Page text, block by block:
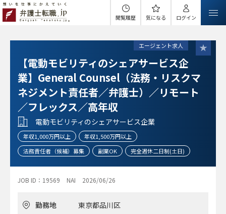
閲覧履歴 気になる ログイン
エージェント求人
【電動モビリティのシェアサービス企
業】General Counsel（法務・リスクマ
ネジメント責任者／弁護士）／リモート
／フレックス／高年収
電動モビリティのシェアサービス企業
年収1,000万円以上
年収1,500万円以上
法務責任者（候補）募集
副業OK 完全週休二日制(土日)
JOB ID：19569 NAI 2026/06/26
勤務地
東京都品川区